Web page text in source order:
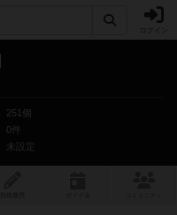
251個
0件
未設定